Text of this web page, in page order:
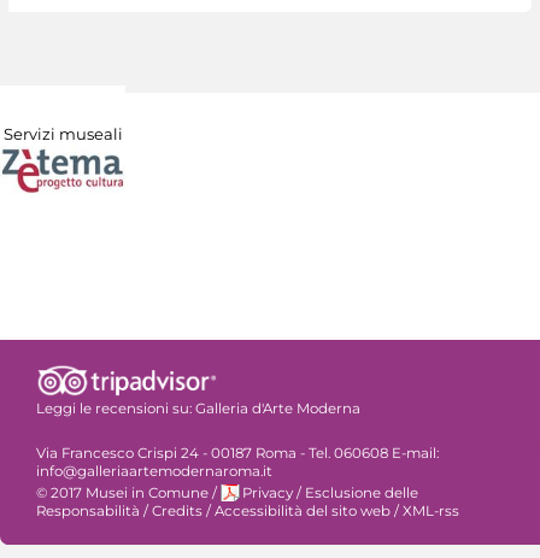
Servizi museali
Leggi le recensioni su: Galleria d'Arte Moderna
Via Francesco Crispi 24 - 00187 Roma - Tel. 060608 E-mail:
info@galleriaartemodernaroma.it
© 2017 Musei in Comune / Privacy / Esclusione delle
Responsabilità / Credits / Accessibilità del sito web / XML-rss